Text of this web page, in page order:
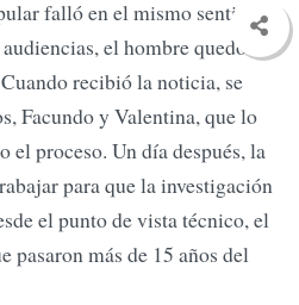
falló en el mismo sentido.
el hombre quedó
recibió la noticia, se
Facundo y Valentina, que lo
el proceso. Un día después, la
para que la investigación
el punto de vista técnico, el
pasaron más de 15 años del